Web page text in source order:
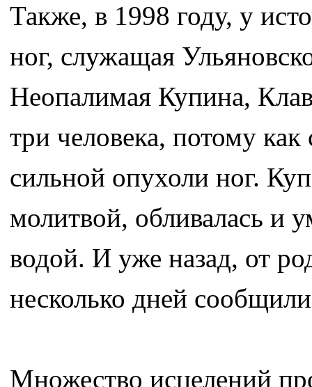
Также, в 1998 году, у
ног, служащая
Неопалимая Купина,
три человека, потому
сильной опухоли ног.
молитвой, обливалась и
водой. И уже назад, от
несколько дней
Множество исцелений